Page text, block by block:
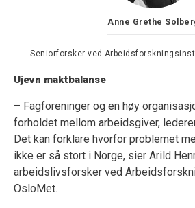
Anne Grethe
Seniorforsker ved
Ujevn maktbalanse
– Fagforeninger og en høy
forholdet mellom arbeidsgiver,
Det kan forklare hvorfor problemet
ikke er så stort i Norge, sier Arild
arbeidslivsforsker ved
OsloMet.